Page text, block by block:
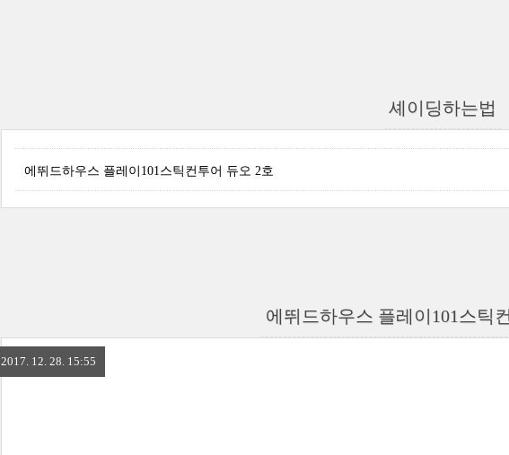
셰이딩하는법
에뛰드하우스 플레이101스틱컨투어 듀오 2호
에뛰드하우스 플레이101스틱
2017. 12. 28. 15:55